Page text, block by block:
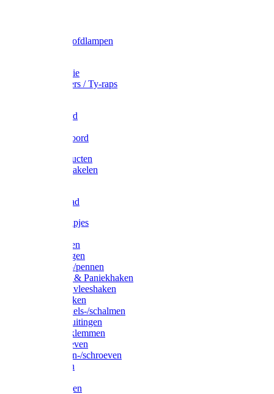
Zak- & Hoofdlampen
Tape en folie
Kabelbinders / Ty-raps
Metselkoord
Elastisch koord
Afdekproducten
Heffen en takelen
Waslijndraad
Simplexknipjes
Sleutelringen
Gelaste ringen
Borgveren-/pennen
Musketons & Paniekhaken
S-haken & vleeshaken
Karabijnhaken
Noodschakels-/schalmen
Harp-/D-sluitingen
Staaldraadklemmen
Spanschroeven
Ringmoeren-/schroeven
Puntkousen
Aanlegringen